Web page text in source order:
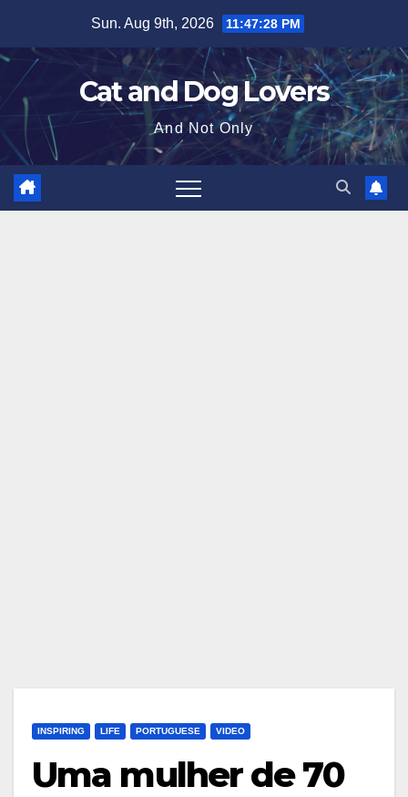
content
Sun. Aug 9th, 2026 11:47:29 PM
Cat and Dog Lovers
And Not Only
INSPIRING LIFE PORTUGUESE VIDEO
Uma mulher de 70